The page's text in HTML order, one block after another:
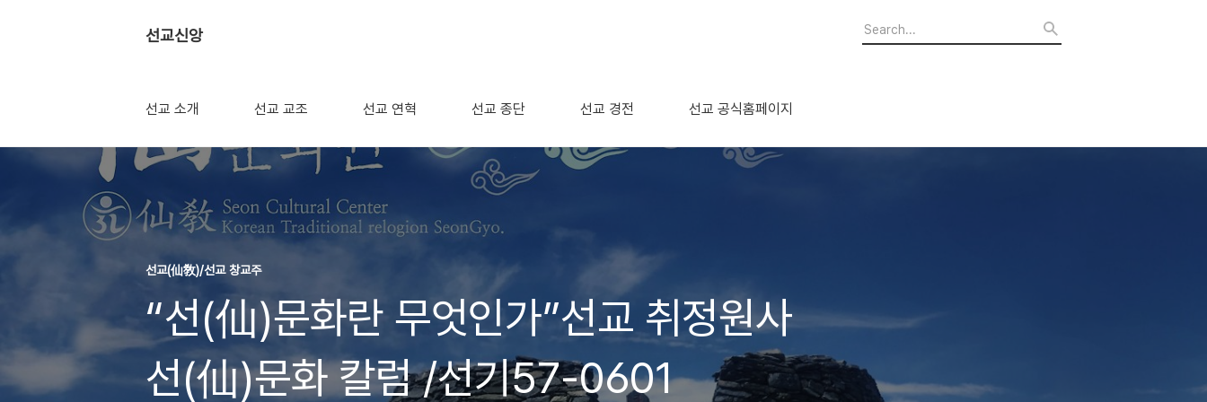
선교신앙
선교 소개 선교 교조 선교 연혁 선교 종단 선교 경전 선교 공식홈페이지
선교(仙敎)/선교 창교주
“선(仙)문화란 무엇인가”선교 취정원사
선(仙)문화 칼럼 /선기57-0601